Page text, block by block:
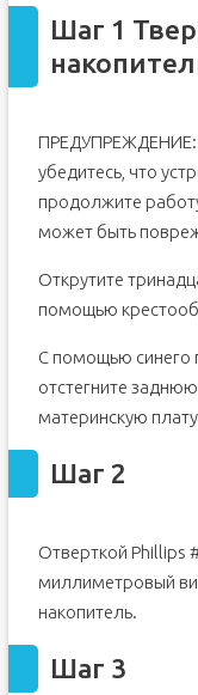
Шаг 1
ПРЕДУПРЕЖДЕНИЕ:
убедитесь, что
продолжите
может быть
Открутите
помощью
С помощью синего
отстегните
материнскую
Шаг 2
Отверткой Phillips
миллиметровый
накопитель.
Шаг 3